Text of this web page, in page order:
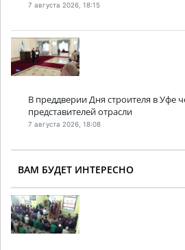
7 августа 2026, 18:15
В преддверии Дня строителя в Уфе
представителей отрасли
7 августа 2026, 18:08
ВАМ БУДЕТ ИНТЕРЕСНО